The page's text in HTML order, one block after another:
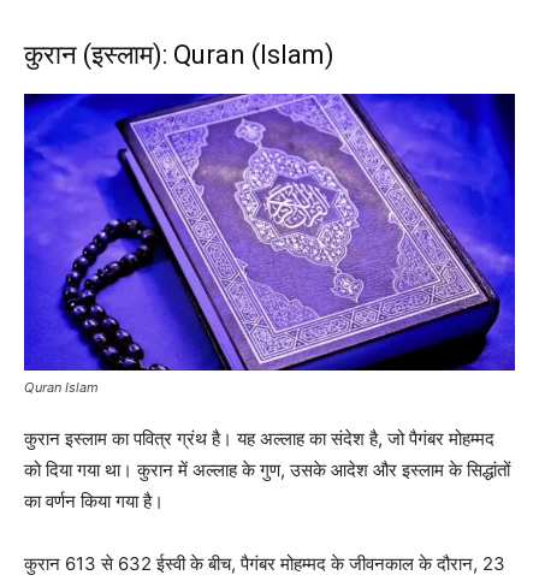
कुरान (इस्लाम): Quran (Islam)
Quran Islam
कुरान इस्लाम का पवित्र ग्रंथ है। यह अल्लाह का संदेश है, जो पैगंबर मोहम्मद
को दिया गया था। कुरान में अल्लाह के गुण, उसके आदेश और इस्लाम के सिद्धांतों
का वर्णन किया गया है।
कुरान 613 से 632 ईस्वी के बीच, पैगंबर मोहम्मद के जीवनकाल के दौरान, 23